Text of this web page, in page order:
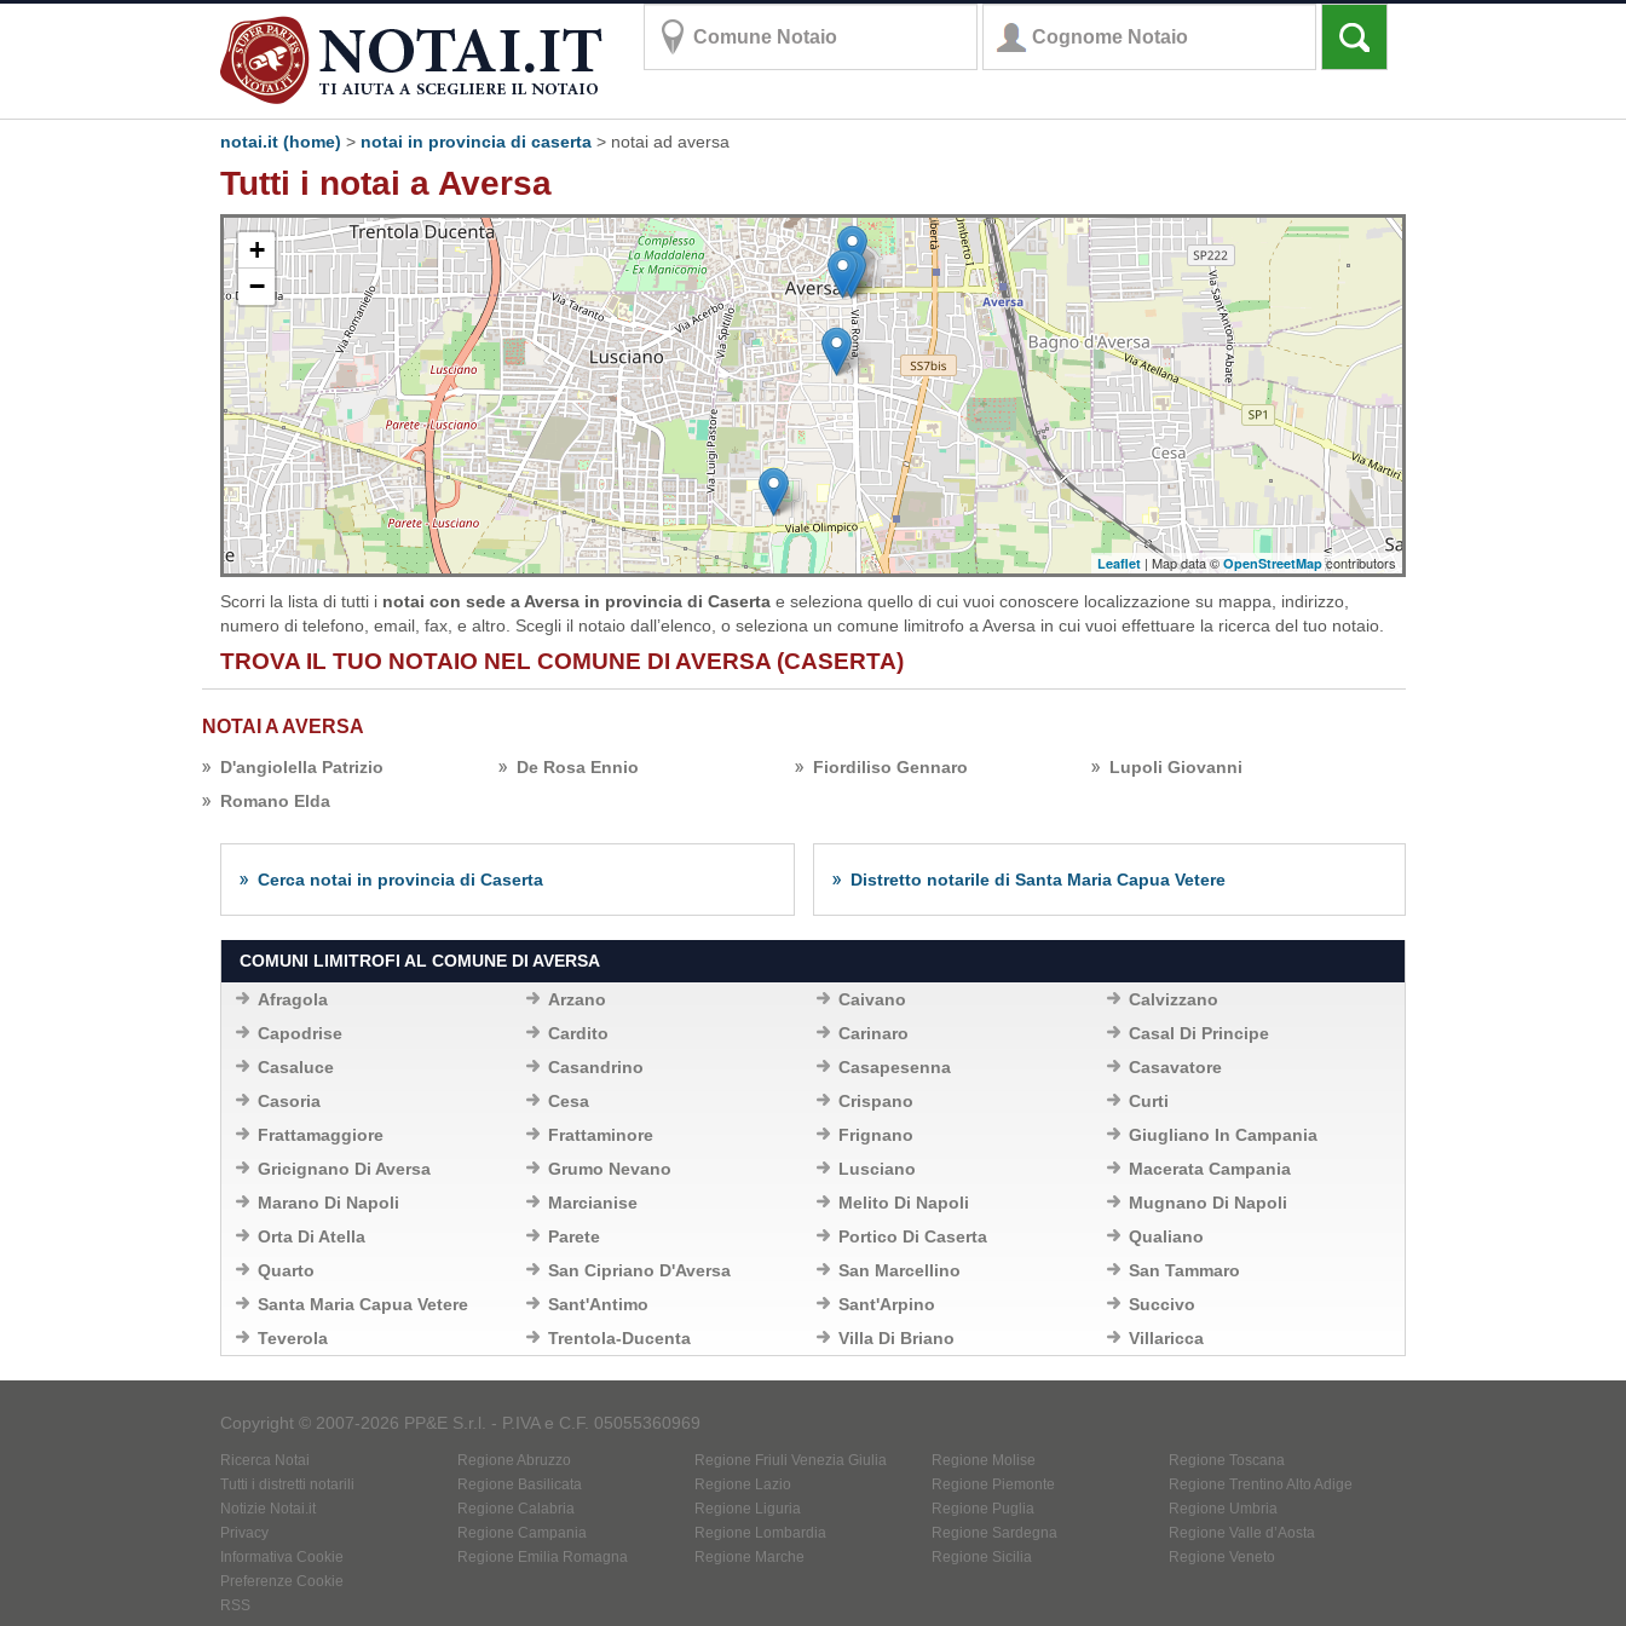
notai.it (home) > notai in provincia di caserta > notai ad aversa
Tutti i notai a Aversa
+
−
Leaflet | Map data © OpenStreetMapcontributors
Scorri la lista di tutti i notai con sede a Aversa in provincia di Caserta e seleziona quello di cui vuoi conoscere localizzazione su mappa, indirizzo,
numero di telefono, email, fax, e altro. Scegli il notaio dall’elenco, o seleziona un comune limitrofo a Aversa in cui vuoi effettuare la ricerca del tuo notaio.
TROVA IL TUO NOTAIO NEL COMUNE DI AVERSA (CASERTA)
NOTAI A AVERSA
D'angiolella Patrizio De Rosa Ennio Fiordiliso Gennaro
Lupoli Giovanni
Romano Elda
Cerca notai in provincia di Caserta Distretto notarile di Santa Maria Capua Vetere
COMUNI LIMITROFI AL COMUNE DI AVERSA
Afragola
Arzano Caivano
Calvizzano
Capodrise
Cardito Carinaro
Casal Di Principe
Casaluce
Casandrino Casapesenna
Casavatore
Casoria
Cesa Crispano
Curti
Frattamaggiore
Frattaminore Frignano
Giugliano In Campania
Gricignano Di Aversa
Grumo Nevano Lusciano
Macerata Campania
Marano Di Napoli
Marcianise Melito Di Napoli
Mugnano Di Napoli
Orta Di Atella
Parete Portico Di Caserta
Qualiano
Quarto
San Cipriano D'Aversa San Marcellino
San Tammaro
Santa Maria Capua Vetere
Sant'Antimo Sant'Arpino
Succivo
Teverola
Trentola-Ducenta Villa Di Briano Villaricca
Copyright © 2007-2026 PP&E S.r.l. - P.IVA e C.F. 05055360969
Ricerca Notai
Tutti i distretti notarili
Notizie Notai.it
Privacy
Informativa Cookie
Preferenze Cookie
RSS
Regione Abruzzo
Regione Basilicata
Regione Calabria
Regione Campania
Regione Emilia Romagna
Regione Friuli Venezia Giulia
Regione Lazio
Regione Liguria
Regione Lombardia
Regione Marche
Regione Molise
Regione Piemonte
Regione Puglia
Regione Sardegna
Regione Sicilia
Regione Toscana
Regione Trentino Alto Adige
Regione Umbria
Regione Valle d’Aosta
Regione Veneto